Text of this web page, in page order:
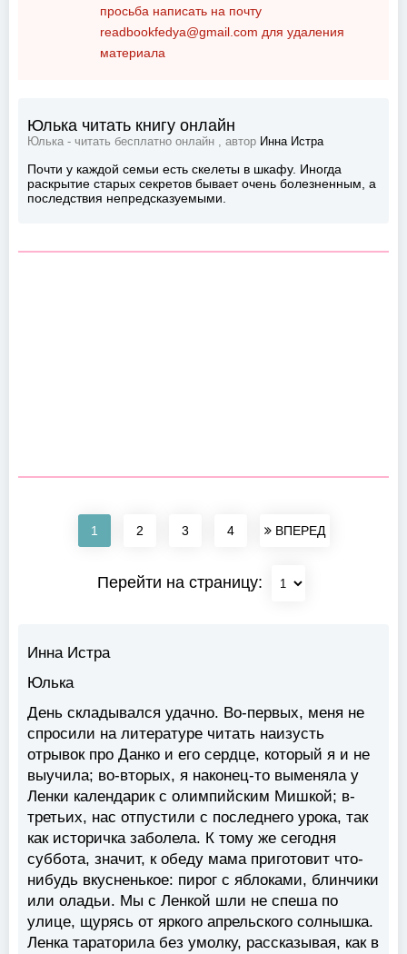
просьба написать на почту
readbookfedya@gmail.com для удаления
материала
Юлька читать книгу онлайн
Юлька - читать бесплатно онлайн , автор Инна Истра
Почти у каждой семьи есть скелеты в шкафу. Иногда
раскрытие старых секретов бывает очень болезненным, а
последствия непредсказуемыми.
1 2 3 4 ВПЕРЕД
Перейти на страницу:
Инна Истра
Юлька
День складывался удачно. Во-первых, меня не
спросили на литературе читать наизусть
отрывок про Данко и его сердце, который я и не
выучила; во-вторых, я наконец-то выменяла у
Ленки календарик с олимпийским Мишкой; в-
третьих, нас отпустили с последнего урока, так
как историчка заболела. К тому же сегодня
суббота, значит, к обеду мама приготовит что-
нибудь вкусненькое: пирог с яблоками, блинчики
или оладьи. Мы с Ленкой шли не спеша по
улице, щурясь от яркого апрельского солнышка.
Ленка тараторила без умолку, рассказывая, как в